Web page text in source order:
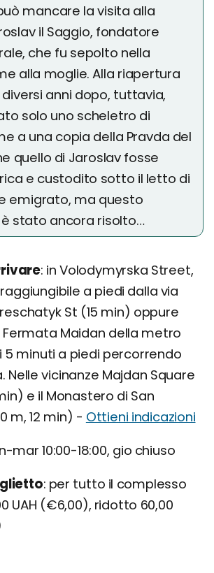
mancare la visita alla
il Saggio, fondatore
che fu sepolto nella
alla moglie. Alla riapertura
anni dopo, tuttavia,
solo uno scheletro di
a una copia della Pravda del
quello di Jaroslav fosse
e custodito sotto il letto di
emigrato, ma questo
stato ancora risolto…
in Volodymyrska Street,
a piedi dalla via
St (15 min) oppure
Fermata Maidan della metro
5 minuti a piedi percorrendo
Nelle vicinanze Majdan Square
e il Monastero di San
m, 12 min) - Ottieni indicazioni
mar 10:00-18:00, gio chiuso
per tutto il complesso
UAH (€6,00), ridotto 60,00